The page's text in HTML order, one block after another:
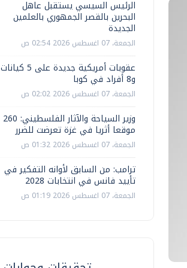
الرئيس السيسي يستقبل عاهل
البحرين بالقصر الجمهوري بالعلمين
الجديدة
الجمعة، 07 اغسطس 2026 02:54 ص
عقوبات أمريكية جديدة على 5 كيانات
و8 أفراد في كوبا
الجمعة، 07 اغسطس 2026 02:02 ص
وزير السياحة والآثار الفلسطيني: 260
موقعا أثريا في غزة تعرضت للضرر
الجمعة، 07 اغسطس 2026 01:32 ص
ترامب: من السابق لأوانه التفكير في
تأييد فانس في انتخابات 2028
الجمعة، 07 اغسطس 2026 01:19 ص